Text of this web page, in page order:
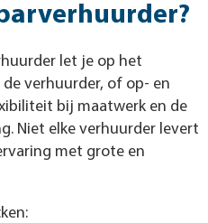
let je op het
verhuurder, of op- en
bij maatwerk en de
Niet elke verhuurder levert
met grote en